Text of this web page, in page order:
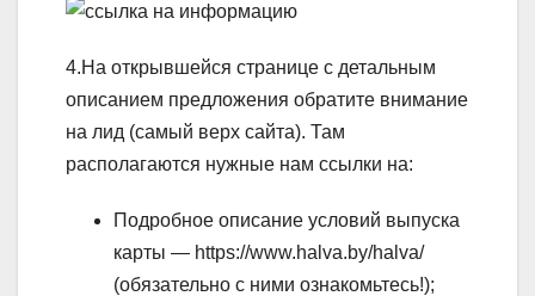
4.На открывшейся странице с детальным
описанием предложения обратите внимание
на лид (самый верх сайта). Там
располагаются нужные нам ссылки на:
Подробное описание условий выпуска
карты — https://www.halva.by/halva/
(обязательно с ними ознакомьтесь!);